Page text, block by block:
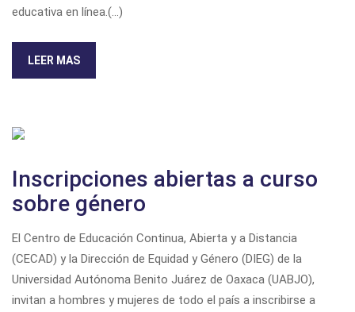
educativa en línea.(...)
LEER MAS
Inscripciones abiertas a curso
sobre género
El Centro de Educación Continua, Abierta y a Distancia
(CECAD) y la Dirección de Equidad y Género (DIEG) de la
Universidad Autónoma Benito Juárez de Oaxaca (UABJO),
invitan a hombres y mujeres de todo el país a inscribirse a